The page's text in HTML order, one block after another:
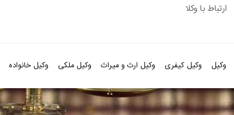
ارتباط با وکلا
وکیل وکیل کیفری وکیل ارث و میراث وکیل ملکی وکیل خانواده